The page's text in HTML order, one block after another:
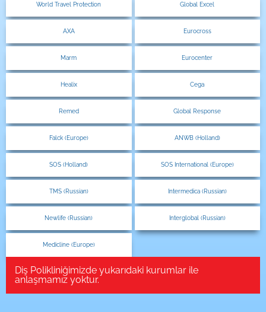
World Travel Protection Global Excel
AXA Eurocross
Marm Eurocenter
Healix Cega
Remed Global Response
Falck (Europe) ANWB (Holland)
SOS (Holland) SOS International (Europe)
TMS (Russian) Intermedica (Russian)
Newlife (Russian) Interglobal (Russian)
Medicline (Europe)
Diş Polikliniğimizde yukarıdaki kurumlar ile
anlaşmamız yoktur.